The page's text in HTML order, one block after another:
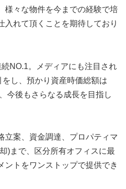
様々な物件を今までの経験で培
入れて頂くことを期待しており
NO.1。メディアにも注目され
し、預かり資産時価総額は
今後もさらなる成長を目指し
案、資金調達、プロパティマ
)まで、区分所有オフィスに最
ントをワンストップで提供でき